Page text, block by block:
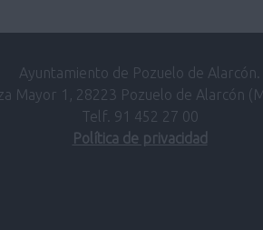
Ayuntamiento de Pozuelo de Alarcón.
Mayor 1, 28223 Pozuelo de Alarcón
Telf. 91 452 27 00
Política de privacidad